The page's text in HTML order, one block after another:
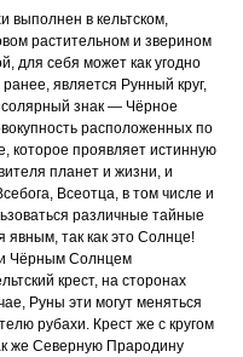
в кельтском,
растительном и зверином
для себя может как угодно
является Рунный круг,
солярный знак — Чёрное
расположенных по
которое проявляет истинную
планет и жизни, и
Всеотца, в том числе и
различные тайные
явным, так как это Солнце!
Чёрным Солнцем
крест, на сторонах
Руны эти могут меняться
рубахи. Крест же с кругом
же Северную Прародину